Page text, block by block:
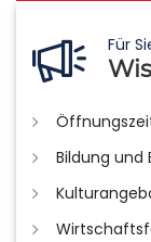
Für
Bildung und